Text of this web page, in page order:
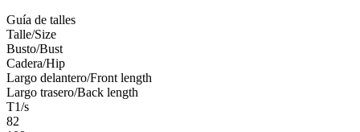
Guía de talles
Talle/Size
Busto/Bust
Cadera/Hip
Largo delantero/Front length
Largo trasero/Back length
T1/s
82